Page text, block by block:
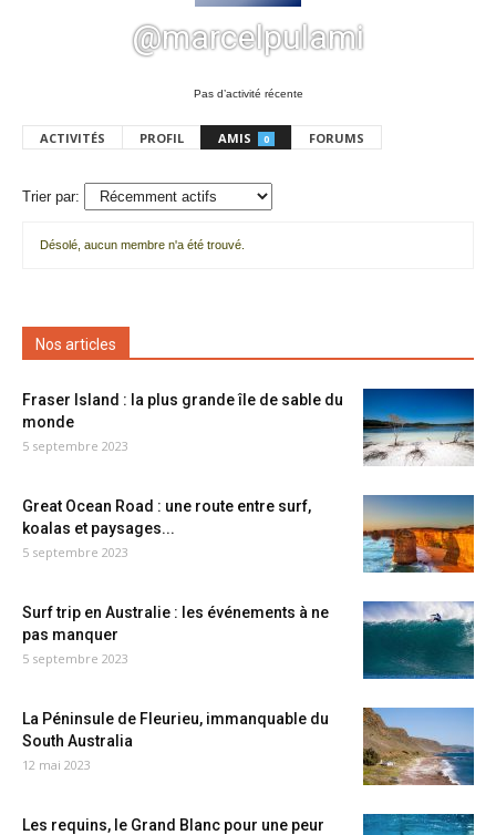
@marcelpulami
Pas d’activité récente
ACTIVITÉS PROFIL AMIS 0 FORUMS
Trier par:
amis
Désolé, aucun membre n'a été trouvé.
Nos articles
Fraser Island : la plus grande île de sable du
monde
5 septembre 2023
Great Ocean Road : une route entre surf,
koalas et paysages...
5 septembre 2023
Surf trip en Australie : les événements à ne
pas manquer
5 septembre 2023
La Péninsule de Fleurieu, immanquable du
South Australia
12 mai 2023
Les requins, le Grand Blanc pour une peur